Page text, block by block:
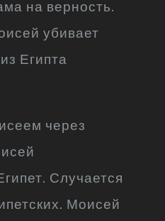
на верность.
убивает
Египта
через
Случается
Моисей